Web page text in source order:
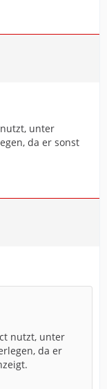
unter
da er sonst
nutzt, unter
da er